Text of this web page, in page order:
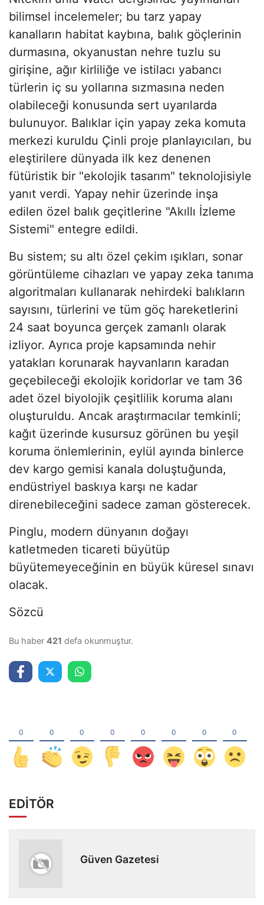
bilimsel incelemeler; bu tarz yapay
kanalların habitat kaybına, balık göçlerinin
durmasına, okyanustan nehre tuzlu su
girişine, ağır kirliliğe ve istilacı yabancı
türlerin iç su yollarına sızmasına neden
olabileceği konusunda sert uyarılarda
bulunuyor. Balıklar için yapay zeka komuta
merkezi kuruldu Çinli proje planlayıcıları, bu
eleştirilere dünyada ilk kez denenen
fütüristik bir "ekolojik tasarım" teknolojisiyle
yanıt verdi. Yapay nehir üzerinde inşa
edilen özel balık geçitlerine "Akıllı İzleme
Sistemi" entegre edildi.
Bu sistem; su altı özel çekim ışıkları, sonar
görüntüleme cihazları ve yapay zeka tanıma
algoritmaları kullanarak nehirdeki balıkların
sayısını, türlerini ve tüm göç hareketlerini
24 saat boyunca gerçek zamanlı olarak
izliyor. Ayrıca proje kapsamında nehir
yatakları korunarak hayvanların karadan
geçebileceği ekolojik koridorlar ve tam 36
adet özel biyolojik çeşitlilik koruma alanı
oluşturuldu. Ancak araştırmacılar temkinli;
kağıt üzerinde kusursuz görünen bu yeşil
koruma önlemlerinin, eylül ayında binlerce
dev kargo gemisi kanala doluştuğunda,
endüstriyel baskıya karşı ne kadar
direnebileceğini sadece zaman gösterecek.
Pinglu, modern dünyanın doğayı
katletmeden ticareti büyütüp
büyütemeyeceğinin en büyük küresel sınavı
olacak.
Sözcü
Bu haber 421 defa okunmuştur.
EDİTÖR
Güven Gazetesi